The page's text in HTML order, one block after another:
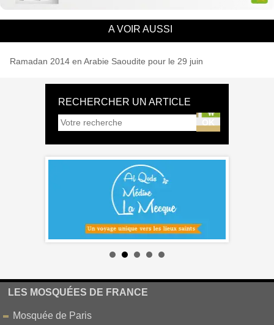
A VOIR AUSSI
Ramadan 2014 en Arabie Saoudite pour le 29 juin
RECHERCHER UN ARTICLE
LES MOSQUÉES DE FRANCE
Mosquée de Paris